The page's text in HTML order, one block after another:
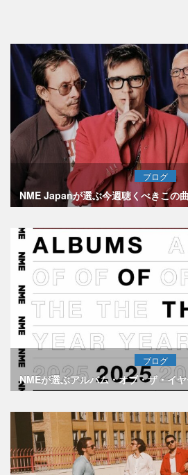
ブログ
NME Japanが選ぶ今週聴くべきこの
ブログ
NMEが選ぶアルバム・オブ・ザ・イ